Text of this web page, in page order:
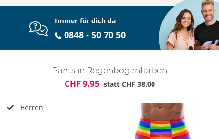
Immer für dich da
0848 - 50 70 50
Pants in Regenbogenfarben
CHF 9.95 statt CHF 38.00
Herren